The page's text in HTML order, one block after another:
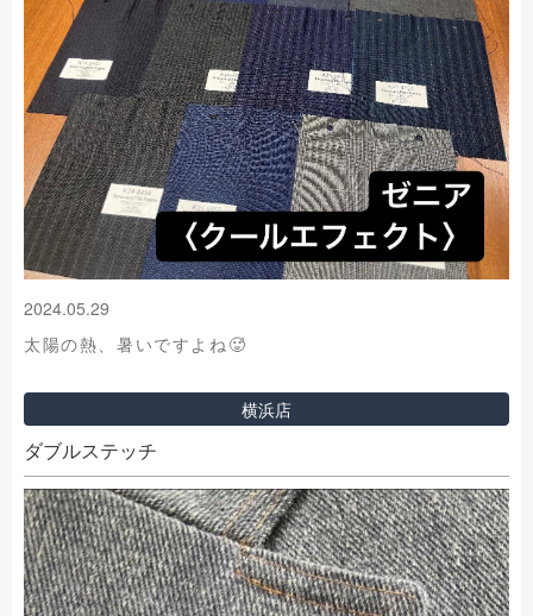
2024.05.29
太陽の熱、暑いですよね🥵
横浜店
ダブルステッチ